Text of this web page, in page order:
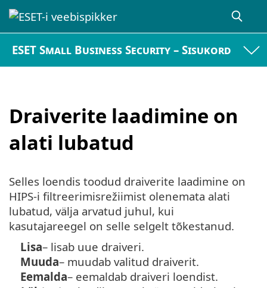
ESET Small Business Security – Sisukord
Draiverite laadimine on
alati lubatud
Selles loendis toodud draiverite laadimine on
HIPS-i filtreerimisrežiimist olenemata alati
lubatud, välja arvatud juhul, kui
kasutajareegel on selle selgelt tõkestanud.
Lisa– lisab uue draiveri.
Muuda– muudab valitud draiverit.
Eemalda– eemaldab draiveri loendist.